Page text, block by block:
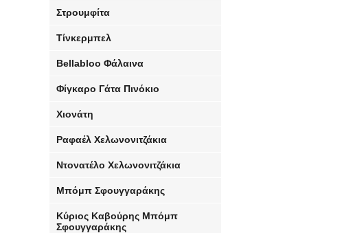
Στρουμφίτα
Τίνκερμπελ
Bellabloo Φάλαινα
Φίγκαρο Γάτα Πινόκιο
Χιονάτη
Ραφαέλ Χελωνονιτζάκια
Ντονατέλο Χελωνονιτζάκια
Μπόμπ Σφουγγαράκης
Κύριος Καβούρης Μπόμπ
Σφουγγαράκης